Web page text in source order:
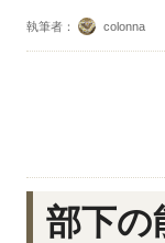
執筆者： colonna
部下の